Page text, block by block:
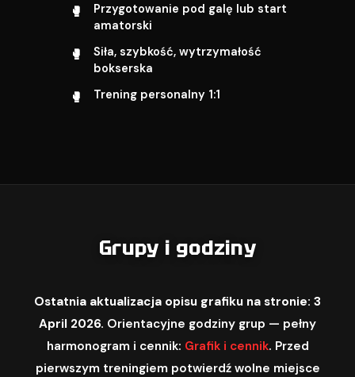
Przygotowanie pod galę lub start
amatorski
Siła, szybkość, wytrzymałość
bokserska
Trening personalny 1:1
Grupy i godziny
Ostatnia aktualizacja opisu grafiku na stronie: 3
April 2026. Orientacyjne godziny grup — pełny
harmonogram i cennik: Grafik i cennik. Przed
pierwszym treningiem potwierdź wolne miejsce